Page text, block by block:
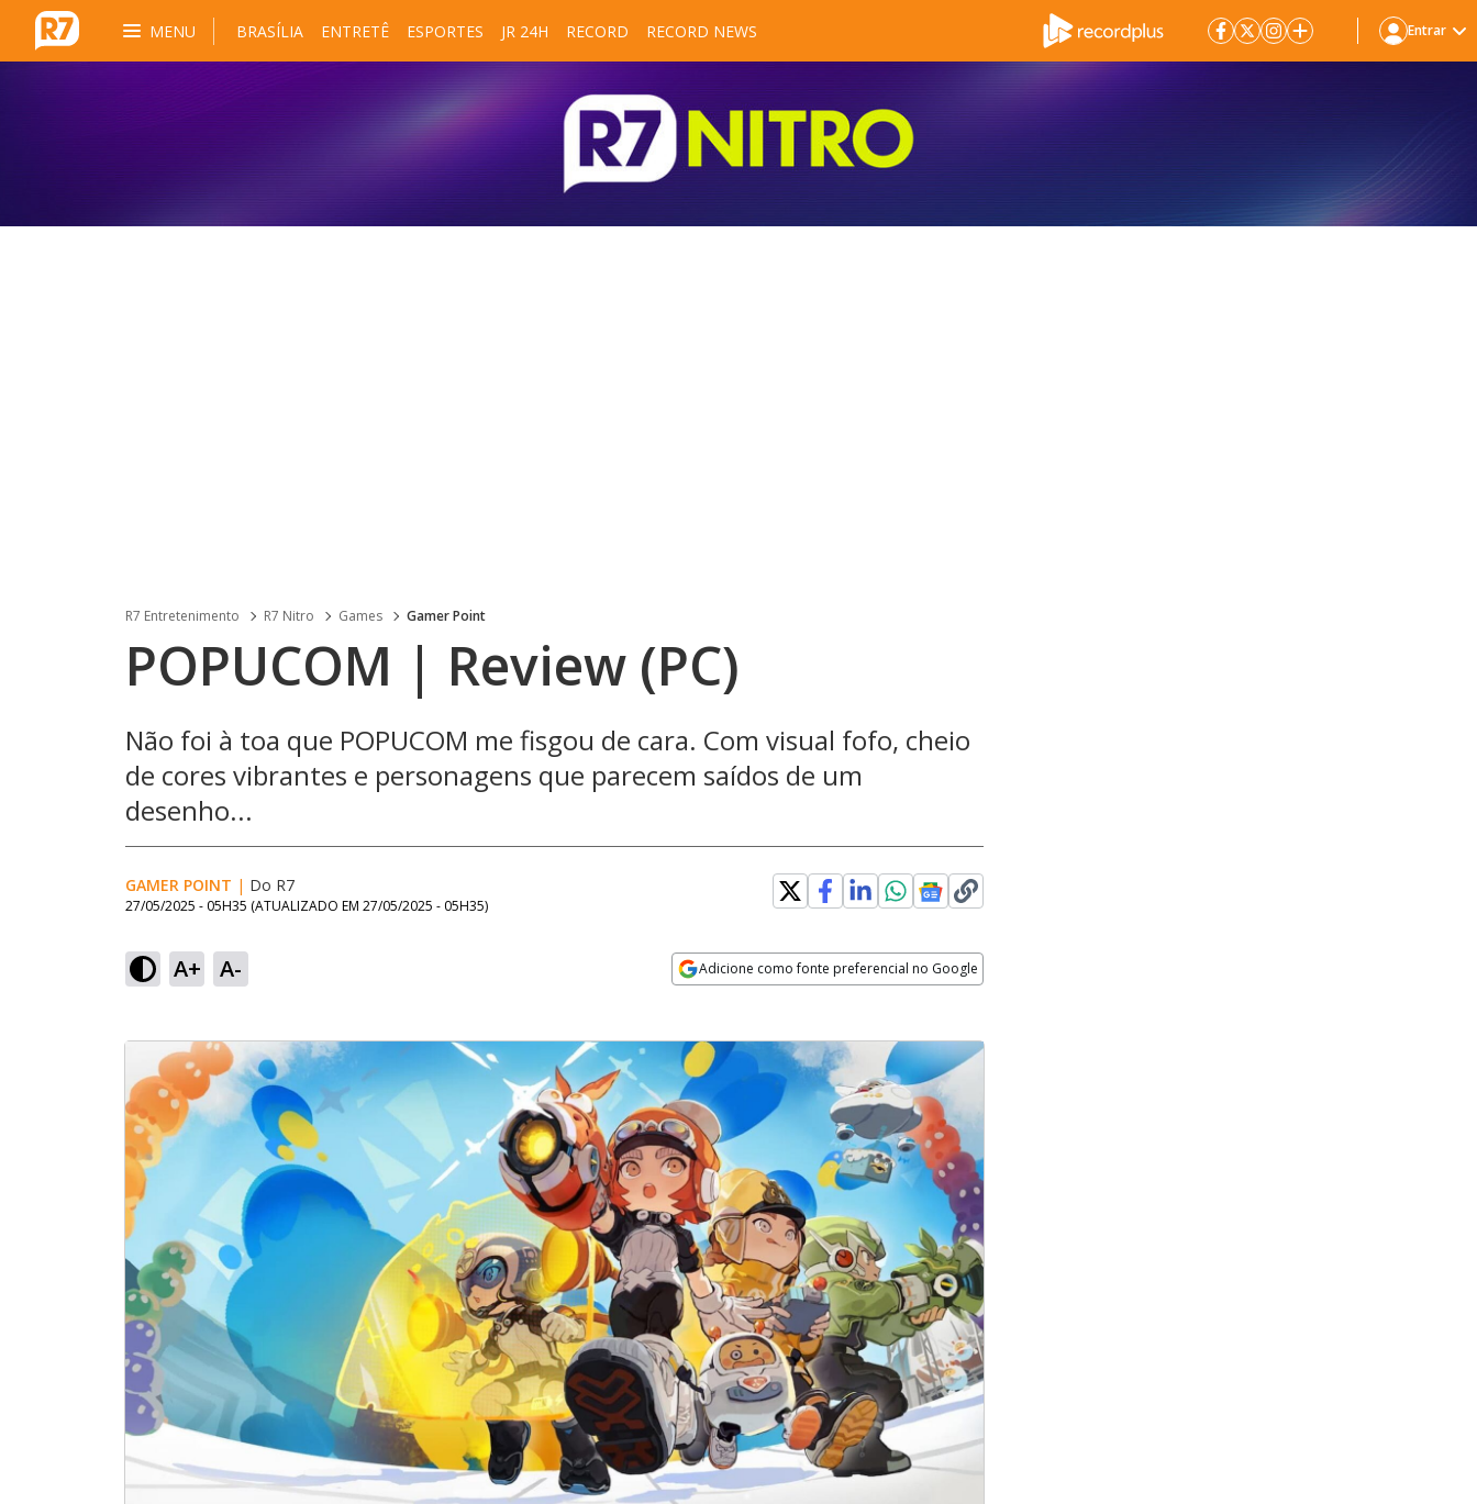
MENU BRASÍLIA ENTRETÊ ESPORTES JR 24H RECORD RECORD NEWS Entrar
R7 Entretenimento R7 Nitro Games Gamer Point
POPUCOM | Review (PC)
Não foi à toa que POPUCOM me fisgou de cara. Com visual fofo, cheio
de cores vibrantes e personagens que parecem saídos de um
desenho...
GAMER POINT | Do R7
27/05/2025 - 05H35 (ATUALIZADO EM 27/05/2025 - 05H35)
A+ A- Adicione como fonte preferencial no Google